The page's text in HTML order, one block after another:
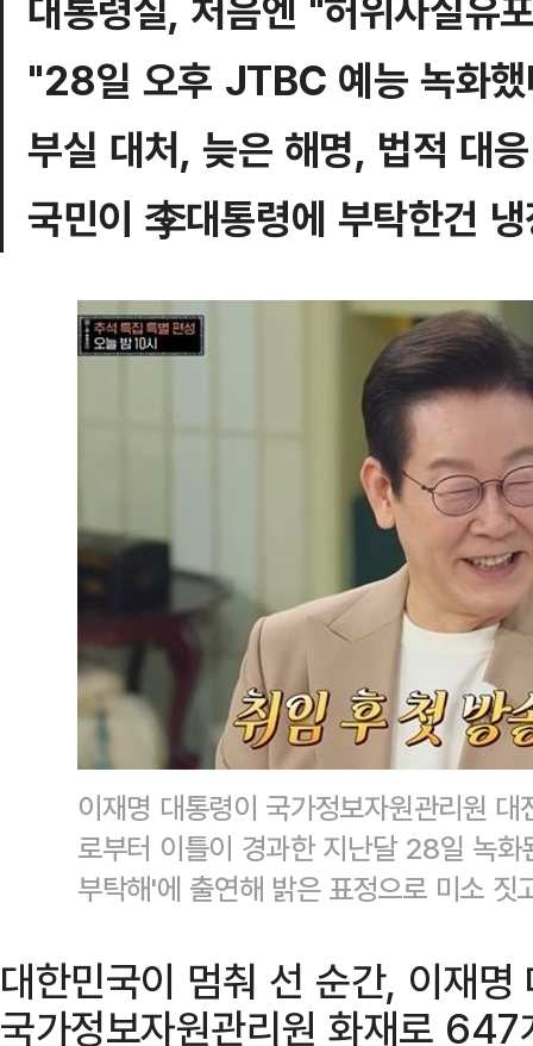
"28일 오후 JTBC 예능 녹화
부실 대처, 늦은 해명, 법적 대
국민이 李대통령에 부탁한건
이재명 대통령이 국가정보자원관리원
로부터 이틀이 경과한 지난달 28일 녹
부탁해'에 출연해 밝은 표정으로 미소
대한민국이 멈춰 선 순간, 이재
국가정보자원관리원 화재로